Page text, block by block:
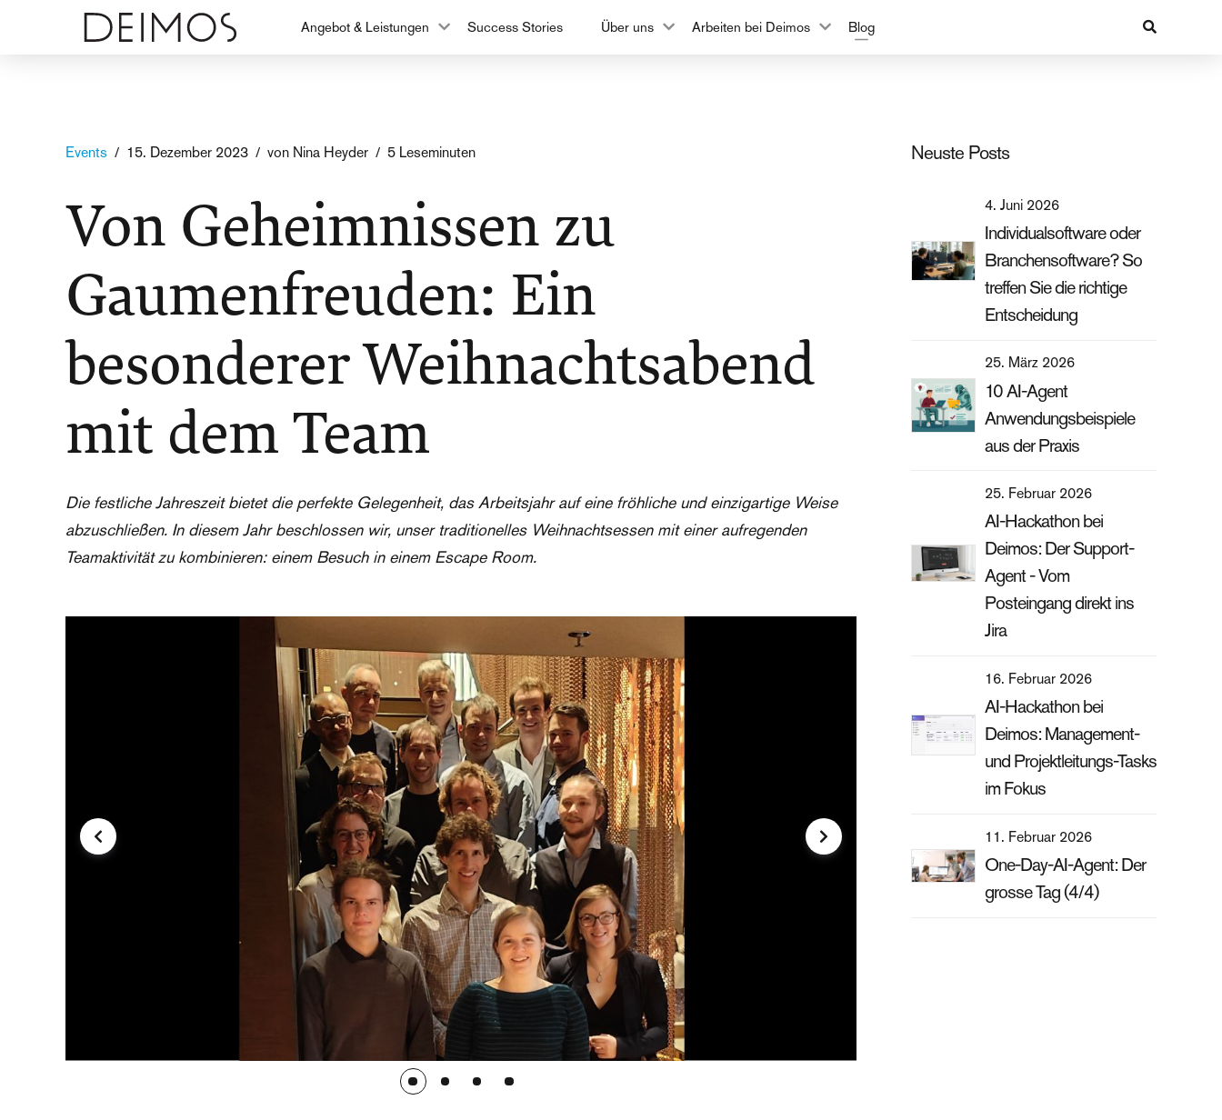
Angebot & Leistungen Success Stories Über uns Arbeiten bei Deimos Blog
Events 15. Dezember 2023 von Nina Heyder 5 Leseminuten
Von Geheimnissen zu
Gaumenfreuden: Ein
besonderer Weihnachtsabend
mit dem Team
Die festliche Jahreszeit bietet die perfekte Gelegenheit, das Arbeitsjahr auf eine fröhliche und einzigartige Weise
abzuschließen. In diesem Jahr beschlossen wir, unser traditionelles Weihnachtsessen mit einer aufregenden
Teamaktivität zu kombinieren: einem Besuch in einem Escape Room.
Neuste Posts
4. Juni 2026
Individualsoftware oder
Branchensoftware? So
treffen Sie die richtige
Entscheidung
25. März 2026
10 AI-Agent
Anwendungsbeispiele
aus der Praxis
25. Februar 2026
AI-Hackathon bei
Deimos: Der Support-
Agent - Vom
Posteingang direkt ins
Jira
16. Februar 2026
AI-Hackathon bei
Deimos: Management-
und Projektleitungs-Tasks
im Fokus
11. Februar 2026
One-Day-AI-Agent: Der
grosse Tag (4/4)